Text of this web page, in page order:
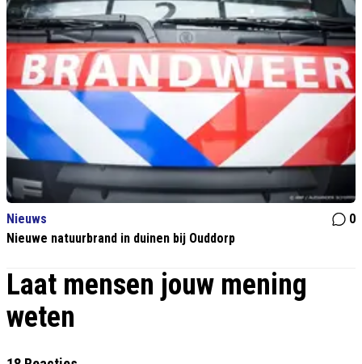
Nieuws
0
Nieuwe natuurbrand in duinen bij Ouddorp
Laat mensen jouw mening
weten